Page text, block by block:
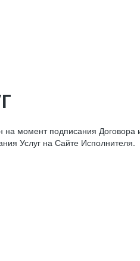
на момент подписания
Услуг на Сайте Исполнителя.